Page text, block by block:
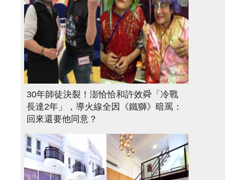
30年師徒決裂！澎恰恰和許效舜「冷戰
長達2年」，導火線全因《鐵獅》暗罵：
回來還要他同意？